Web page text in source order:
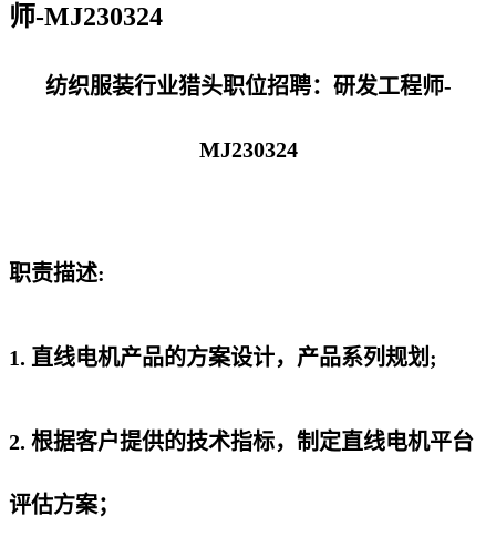
师-MJ230324
纺织服装行业猎头职位招聘：研发工程师-
MJ230324
职责描述:
1. 直线电机产品的方案设计，产品系列规划;
2. 根据客户提供的技术指标，制定直线电机平台
评估方案；